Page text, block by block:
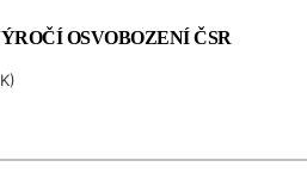
OSVOBOZENÍ ČSR
)